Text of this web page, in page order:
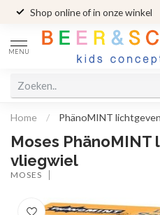
Shop online of in onze winkel
MENU
Home / PhänoMINT
Moses
vliegwiel
MOSES